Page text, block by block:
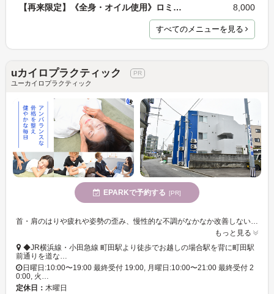
【再来限定】《全身・オイル使用》ロミロミ 70分 通…
8,000
すべてのメニューを見る
uカイロプラクティック
ユーカイロプラクティック
EPARKで予約する [PR]
首・肩のはりや疲れや姿勢の歪み、慢性的な不調がなかなか改善しない方へ。
もっと見る
◆JR横浜線・小田急線 町田駅より徒歩でお越しの場合駅を背に町田駅
前通りを道な…
日曜日:10:00〜19:00 最終受付 19:00, 月曜日:10:00〜21:00 最終受付 2
0:00, 火…
定休日： 木曜日